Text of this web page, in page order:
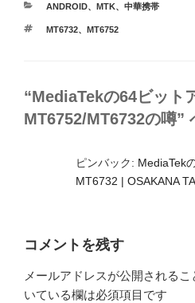
カ
ゴ
ANDROID、 MTK、 中華携帯
タ
MT6732、 MT6752
“MediaTekの64ビット
MT6752/MT6732の噂”
ピンバック: MediaTek
MT6732 | OSAKANA
コメントを残す
メールアドレスが公開されるこ
いている欄は必須項目です